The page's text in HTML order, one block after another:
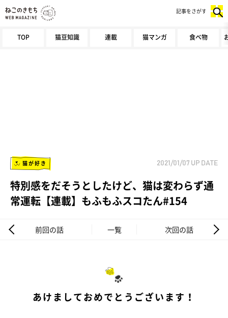
TOP 猫豆知識 連載 猫マンガ 食べ物
記事をさがす
猫が好き 2021/01/07 UP DATE
特別感をだそうとしたけど、猫は変わらず通
常運転【連載】もふもふスコたん#154
前回の話 一覧 次回の話
あけましておめでとうございます！